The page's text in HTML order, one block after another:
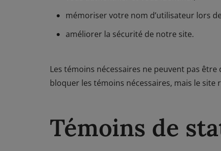
mémoriser votre nom d’utilisateur lors
améliorer la sécurité de notre site.
Les témoins nécessaires ne peuvent pas
bloquer les témoins nécessaires, mais le
Témoins de